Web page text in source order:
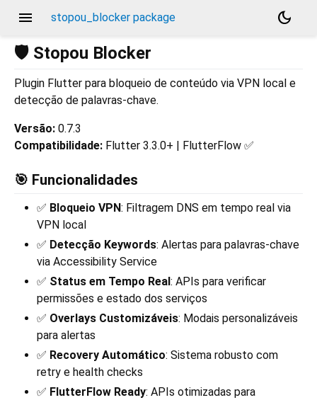
menu stopou_blocker package
dark_mode
🛡️ Stopou Blocker
Plugin Flutter para bloqueio de conteúdo via VPN local e
detecção de palavras-chave.
Versão: 0.7.3
Compatibilidade: Flutter 3.3.0+ | FlutterFlow ✅
🎯 Funcionalidades
✅ Bloqueio VPN: Filtragem DNS em tempo real via
VPN local
✅ Detecção Keywords: Alertas para palavras-chave
via Accessibility Service
✅ Status em Tempo Real : APIs para verificar
permissões e estado dos serviços
✅ Overlays Customizáveis: Modais personalizáveis
para alertas
✅ Recovery Automático: Sistema robusto com
retry e health checks
✅ FlutterFlow Ready: APIs otimizadas para